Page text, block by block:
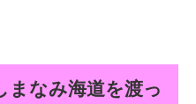
まなみ海道を渡っ